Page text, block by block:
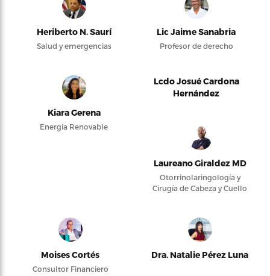
Heriberto N. Saurí
Salud y emergencias
Lic Jaime Sanabria
Profesor de derecho
Kiara Gerena
Energía Renovable
Lcdo Josué Cardona
Hernández
Laureano Giraldez MD
Otorrinolaringología y
Cirugía de Cabeza y Cuello
Moises Cortés
Consultor Financiero
Dra. Natalie Pérez Luna